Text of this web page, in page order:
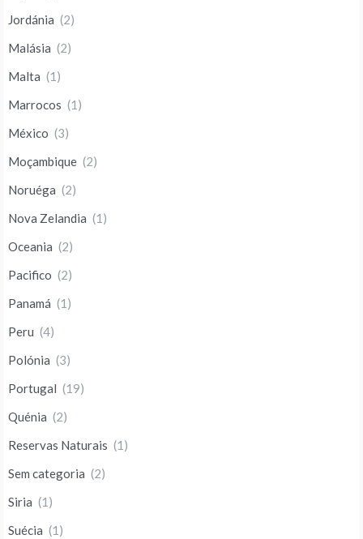
Jordánia (2)
Malásia (2)
Malta (1)
Marrocos (1)
México (3)
Moçambique (2)
Noruéga (2)
Nova Zelandia (1)
Oceania (2)
Pacifico (2)
Panamá (1)
Peru (4)
Polónia (3)
Portugal (19)
Quénia (2)
Reservas Naturais (1)
Sem categoria (2)
Siria (1)
Suécia (1)